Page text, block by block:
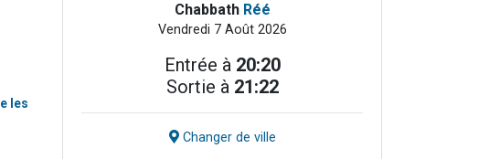
les
Chabbath Réé
Vendredi 7 Août 2026
Entrée à 20:20
Sortie à 21:22
Changer de ville